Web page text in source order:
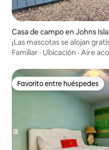
Casa de campo en Johns
¡Las mascotas se alojan
Kiawah!
Familiar · Ubicación · Aire
Favorito entre huéspedes
Favorito entre huéspedes